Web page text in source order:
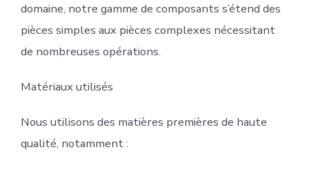
domaine, notre gamme de composants s’étend des
pièces simples aux pièces complexes nécessitant
de nombreuses opérations.
Matériaux utilisés
Nous utilisons des matières premières de haute
qualité, notamment :